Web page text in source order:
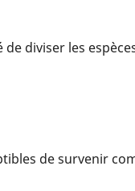
diviser les
de survenir